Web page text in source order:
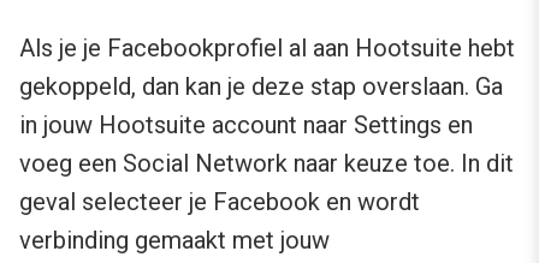
Als je je Facebookprofiel al aan Hootsuite hebt
gekoppeld, dan kan je deze stap overslaan. Ga
in jouw Hootsuite account naar Settings en
voeg een Social Network naar keuze toe. In dit
geval selecteer je Facebook en wordt
verbinding gemaakt met jouw